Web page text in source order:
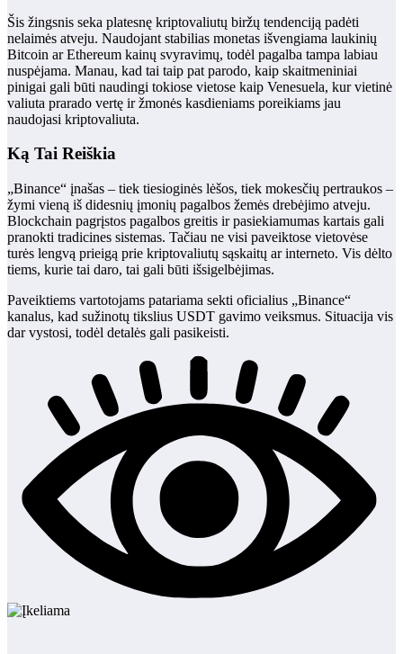
Šis žingsnis seka platesnę kriptovaliutų biržų tendenciją padėti
nelaimės atveju. Naudojant stabilias monetas išvengiama laukinių
Bitcoin ar Ethereum kainų svyravimų, todėl pagalba tampa labiau
nuspėjama. Manau, kad tai taip pat parodo, kaip skaitmeniniai
pinigai gali būti naudingi tokiose vietose kaip Venesuela, kur vietinė
valiuta prarado vertę ir žmonės kasdieniams poreikiams jau
naudojasi kriptovaliuta.
Ką Tai Reiškia
„Binance“ įnašas – tiek tiesioginės lėšos, tiek mokesčių pertraukos –
žymi vieną iš didesnių įmonių pagalbos žemės drebėjimo atveju.
Blockchain pagrįstos pagalbos greitis ir pasiekiamumas kartais gali
pranokti tradicines sistemas. Tačiau ne visi paveiktose vietovėse
turės lengvą prieigą prie kriptovaliutų sąskaitų ar interneto. Vis dėlto
tiems, kurie tai daro, tai gali būti išsigelbėjimas.
Paveiktiems vartotojams patariama sekti oficialius „Binance“
kanalus, kad sužinotų tikslius USDT gavimo veiksmus. Situacija vis
dar vystosi, todėl detalės gali pasikeisti.